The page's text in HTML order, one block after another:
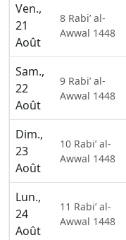
Ven.,
21
Août
8 Rabi’ al-
Awwal 1448
Sam.,
22
Août
9 Rabi’ al-
Awwal 1448
Dim.,
23
Août
10 Rabi’ al-
Awwal 1448
Lun.,
24
Août
11 Rabi’ al-
Awwal 1448